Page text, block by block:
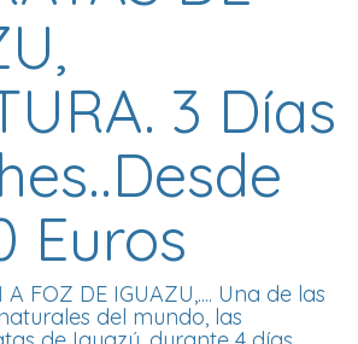
3 Días
Euros
FOZ DE IGUAZU,.... Una de las
del mundo, las